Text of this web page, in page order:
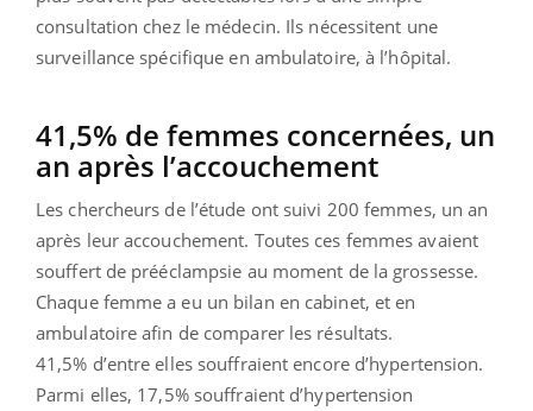
consultation chez le médecin. Ils nécessitent une
surveillance spécifique en ambulatoire, à l’hôpital.
41,5% de femmes concernées, un
an après l’accouchement
Les chercheurs de l’étude ont suivi 200 femmes, un an
après leur accouchement. Toutes ces femmes avaient
souffert de prééclampsie au moment de la grossesse.
Chaque femme a eu un bilan en cabinet, et en
ambulatoire afin de comparer les résultats.
41,5% d’entre elles souffraient encore d’hypertension.
Parmi elles, 17,5% souffraient d’hypertension